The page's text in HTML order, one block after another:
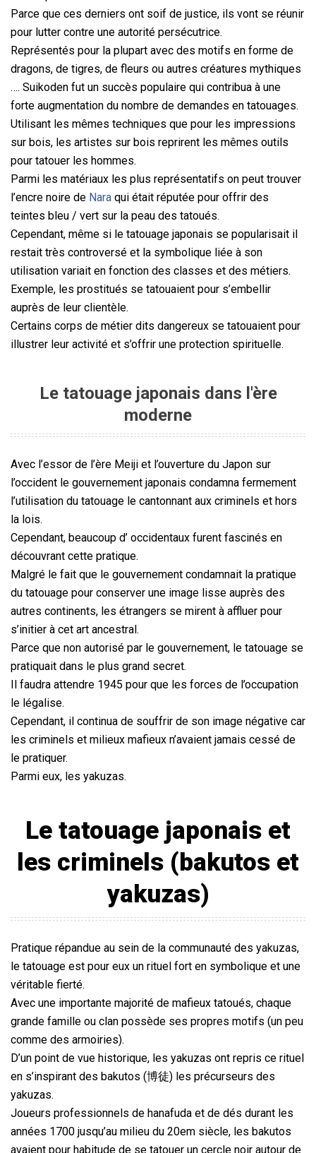
Parce que ces derniers ont soif de justice, ils vont se réunir
pour lutter contre une autorité persécutrice.
Représentés pour la plupart avec des motifs en forme de
dragons, de tigres, de fleurs ou autres créatures mythiques
…. Suikoden fut un succès populaire qui contribua à une
forte augmentation du nombre de demandes en tatouages.
Utilisant les mêmes techniques que pour les impressions
sur bois, les artistes sur bois reprirent les mêmes outils
pour tatouer les hommes.
Parmi les matériaux les plus représentatifs on peut trouver
l’encre noire de Nara qui était réputée pour offrir des
teintes bleu / vert sur la peau des tatoués.
Cependant, même si le tatouage japonais se popularisait il
restait très controversé et la symbolique liée à son
utilisation variait en fonction des classes et des métiers.
Exemple, les prostitués se tatouaient pour s’embellir
auprès de leur clientèle.
Certains corps de métier dits dangereux se tatouaient pour
illustrer leur activité et s’offrir une protection spirituelle.
Le tatouage japonais dans l'ère
moderne
Avec l’essor de l’ère Meiji et l’ouverture du Japon sur
l’occident le gouvernement japonais condamna fermement
l’utilisation du tatouage le cantonnant aux criminels et hors
la lois.
Cependant, beaucoup d’ occidentaux furent fascinés en
découvrant cette pratique.
Malgré le fait que le gouvernement condamnait la pratique
du tatouage pour conserver une image lisse auprès des
autres continents, les étrangers se mirent à affluer pour
s’initier à cet art ancestral.
Parce que non autorisé par le gouvernement, le tatouage se
pratiquait dans le plus grand secret.
Il faudra attendre 1945 pour que les forces de l’occupation
le légalise.
Cependant, il continua de souffrir de son image négative car
les criminels et milieux mafieux n’avaient jamais cessé de
le pratiquer.
Parmi eux, les yakuzas.
Le tatouage japonais et
les criminels (bakutos et
yakuzas)
Pratique répandue au sein de la communauté des yakuzas,
le tatouage est pour eux un rituel fort en symbolique et une
véritable fierté.
Avec une importante majorité de mafieux tatoués, chaque
grande famille ou clan possède ses propres motifs (un peu
comme des armoiries).
D’un point de vue historique, les yakuzas ont repris ce rituel
en s’inspirant des bakutos (博徒) les précurseurs des
yakuzas.
Joueurs professionnels de hanafuda et de dés durant les
années 1700 jusqu’au milieu du 20em siècle, les bakutos
avaient pour habitude de se tatouer un cercle noir autour de